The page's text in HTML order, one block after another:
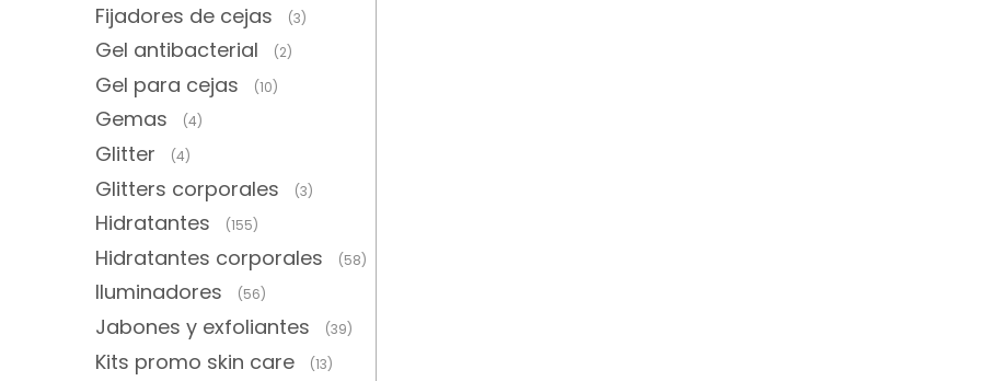
Fijadores de cejas (3)
Gel antibacterial (2)
Gel para cejas (10)
Gemas (4)
Glitter (4)
Glitters corporales (3)
Hidratantes (155)
Hidratantes corporales (58)
Iluminadores (56)
Jabones y exfoliantes (39)
Kits promo skin care (13)